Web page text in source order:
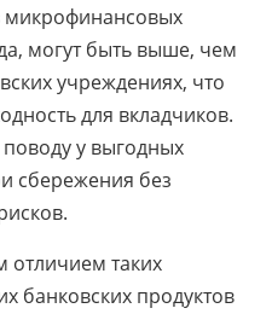
могут быть выше, чем
учреждениях, что
для вкладчиков.
у выгодных
сбережения без
таких
банковских продуктов